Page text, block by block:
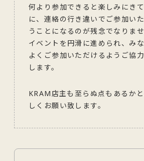
何より参加できると楽しみにき
に、連絡の行き違いでご参加い
うことになるのが残念でなりませ
イベントを円滑に進められ、み
よくご参加いただけるようご協
します。
KRAM店主も至らぬ点もあるか
しくお願い致します。